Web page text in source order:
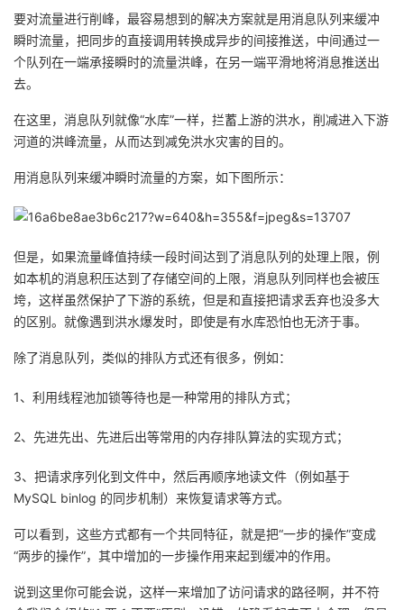
要对流量进行削峰，最容易想到的解决方案就是用消息队列来缓冲
瞬时流量，把同步的直接调用转换成异步的间接推送，中间通过一
个队列在一端承接瞬时的流量洪峰，在另一端平滑地将消息推送出
去。
在这里，消息队列就像“水库”一样，拦蓄上游的洪水，削减进入下游
河道的洪峰流量，从而达到减免洪水灾害的目的。
用消息队列来缓冲瞬时流量的方案，如下图所示：
但是，如果流量峰值持续一段时间达到了消息队列的处理上限，例
如本机的消息积压达到了存储空间的上限，消息队列同样也会被压
垮，这样虽然保护了下游的系统，但是和直接把请求丢弃也没多大
的区别。就像遇到洪水爆发时，即使是有水库恐怕也无济于事。
除了消息队列，类似的排队方式还有很多，例如：
1、利用线程池加锁等待也是一种常用的排队方式；
2、先进先出、先进后出等常用的内存排队算法的实现方式；
3、把请求序列化到文件中，然后再顺序地读文件（例如基于
MySQL binlog 的同步机制）来恢复请求等方式。
可以看到，这些方式都有一个共同特征，就是把“一步的操作”变成
“两步的操作”，其中增加的一步操作用来起到缓冲的作用。
说到这里你可能会说，这样一来增加了访问请求的路径啊，并不符